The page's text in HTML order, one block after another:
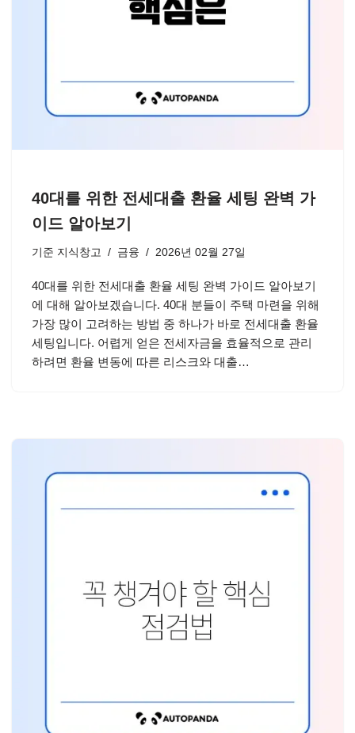
40대를 위한 전세대출 환율 세팅 완벽 가
이드 알아보기
기준 지식창고 금융 2026년 02월 27일
40대를 위한 전세대출 환율 세팅 완벽 가이드 알아보기
에 대해 알아보겠습니다. 40대 분들이 주택 마련을 위해
가장 많이 고려하는 방법 중 하나가 바로 전세대출 환율
세팅입니다. 어렵게 얻은 전세자금을 효율적으로 관리
하려면 환율 변동에 따른 리스크와 대출…